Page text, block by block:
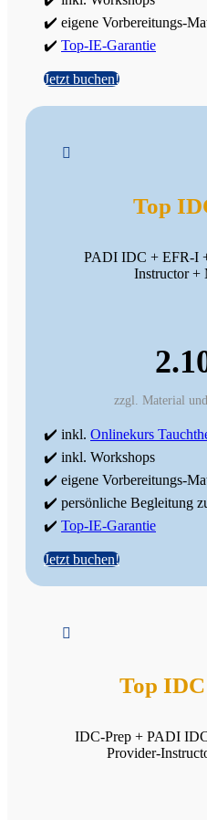
✔️ eigene Vorbereitungs-
✔️ Top-IE-Garantie
Jetzt buchen!

Top
PADI IDC + EFR-I
Instructor +
zzgl. Material
✔️ inkl. Onlinekurs
✔️ inkl. Workshops
✔️ eigene Vorbereitungs-
✔️ persönliche Begleitung
✔️ Top-IE-Garantie
Jetzt buchen!

Top
IDC-Prep + PADI
Provider-